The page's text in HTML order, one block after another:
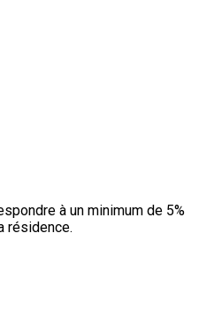
à un minimum de 5%
résidence.